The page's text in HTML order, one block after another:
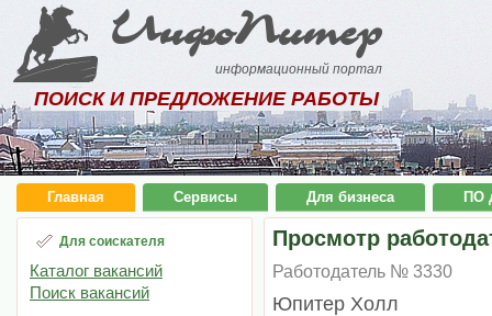
ИнфоПитер
информационный портал
ПОИСК И ПРЕДЛОЖЕНИЕ РАБОТЫ
Главная Сервисы Для бизнеса ПО
Для соискателя
Каталог вакансий
Поиск вакансий
Просмотр
Работодатель № 3330
Юпитер Холл